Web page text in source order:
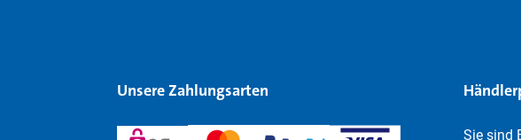
Unsere Zahlungsarten
Sie sind